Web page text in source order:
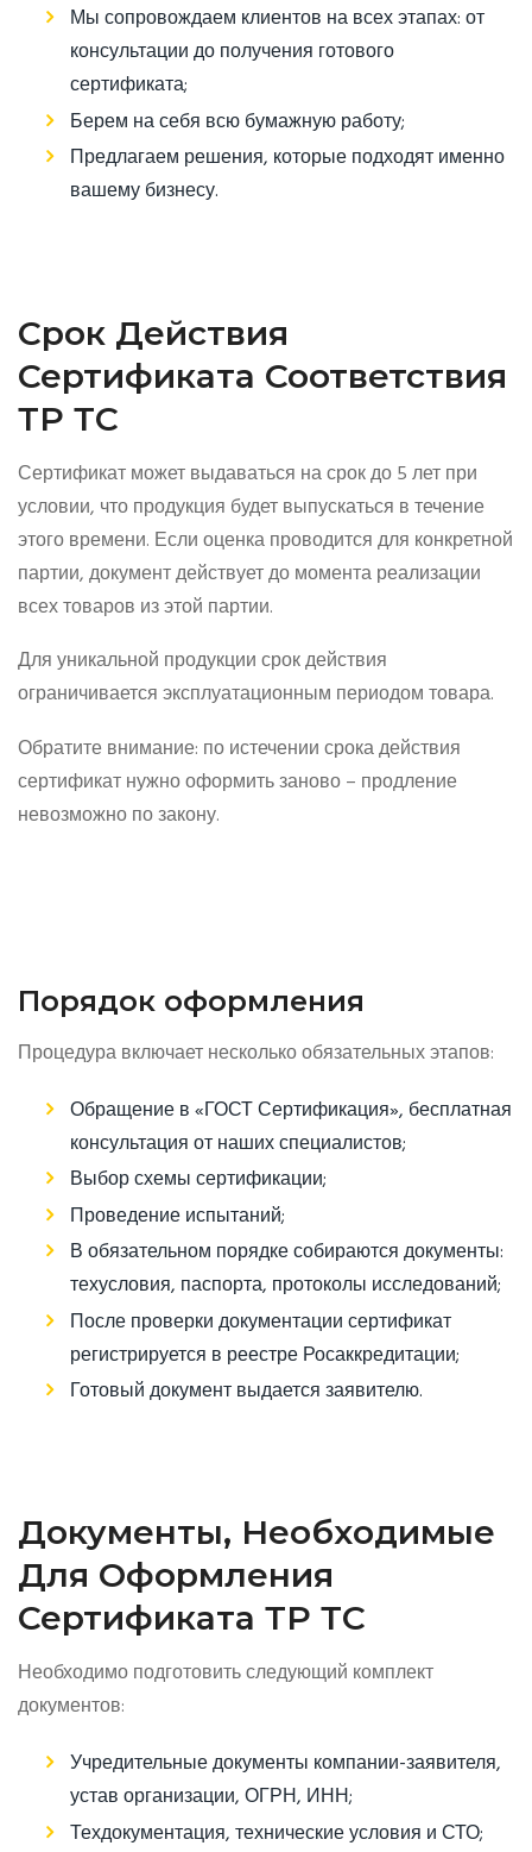
Мы сопровождаем клиентов на всех этапах: от
консультации до получения готового
сертификата;
Берем на себя всю бумажную работу;
Предлагаем решения, которые подходят именно
вашему бизнесу.
Срок Действия
Сертификата Соответствия
ТР ТС
Сертификат может выдаваться на срок до 5 лет при
условии, что продукция будет выпускаться в течение
этого времени. Если оценка проводится для конкретной
партии, документ действует до момента реализации
всех товаров из этой партии.
Для уникальной продукции срок действия
ограничивается эксплуатационным периодом товара.
Обратите внимание: по истечении срока действия
сертификат нужно оформить заново – продление
невозможно по закону.
Порядок оформления
Процедура включает несколько обязательных этапов:
Обращение в «ГОСТ Сертификация», бесплатная
консультация от наших специалистов;
Выбор схемы сертификации;
Проведение испытаний;
В обязательном порядке собираются документы:
техусловия, паспорта, протоколы исследований;
После проверки документации сертификат
регистрируется в реестре Росаккредитации;
Готовый документ выдается заявителю.
Документы, Необходимые
Для Оформления
Сертификата ТР ТС
Необходимо подготовить следующий комплект
документов:
Учредительные документы компании-заявителя,
устав организации, ОГРН, ИНН;
Техдокументация, технические условия и СТО;